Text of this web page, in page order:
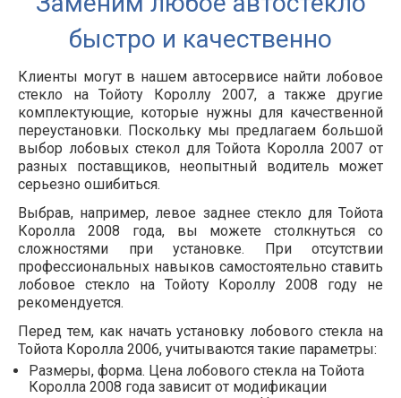
быстро и качественно
Клиенты могут в нашем автосервисе найти лобовое
стекло на Тойоту Короллу 2007, а также другие
комплектующие, которые нужны для качественной
переустановки. Поскольку мы предлагаем большой
выбор лобовых стекол для Тойота Королла 2007 от
разных поставщиков, неопытный водитель может
серьезно ошибиться.
Выбрав, например, левое заднее стекло для Тойота
Королла 2008 года, вы можете столкнуться со
сложностями при установке. При отсутствии
профессиональных навыков самостоятельно ставить
лобовое стекло на Тойоту Короллу 2008 году не
рекомендуется.
Перед тем, как начать установку лобового стекла на
Тойота Королла 2006, учитываются такие параметры:
Размеры, форма. Цена лобового стекла на Тойота
Королла 2008 года зависит от модификации